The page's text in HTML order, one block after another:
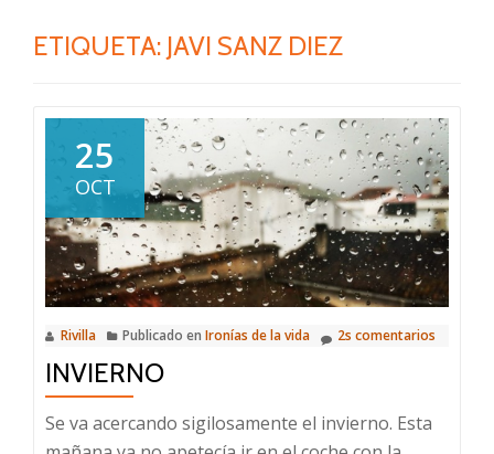
ETIQUETA: JAVI SANZ DIEZ
25
OCT
Rivilla Publicado en Ironías de la vida 2s comentarios
INVIERNO
Se va acercando sigilosamente el invierno. Esta